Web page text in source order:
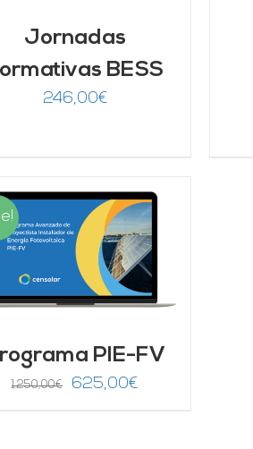
Jornadas
BESS
246,00€
PIE-FV
1.250,00€
El
625,00€